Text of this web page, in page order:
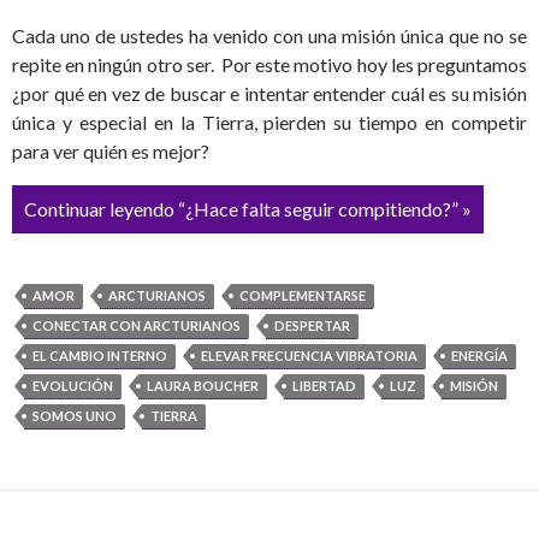
Cada uno de ustedes ha venido con una misión única que no se
repite en ningún otro ser. Por este motivo hoy les preguntamos
¿por qué en vez de buscar e intentar entender cuál es su misión
única y especial en la Tierra, pierden su tiempo en competir
para ver quién es mejor?
Continuar leyendo “¿Hace falta seguir compitiendo?” »
AMOR ARCTURIANOS
COMPLEMENTARSE
CONECTAR CON ARCTURIANOS
DESPERTAR
EL CAMBIO INTERNO
ELEVAR FRECUENCIA VIBRATORIA
ENERGÍA
EVOLUCIÓN
LAURA BOUCHER LIBERTAD LUZ
MISIÓN
SOMOS UNO
TIERRA